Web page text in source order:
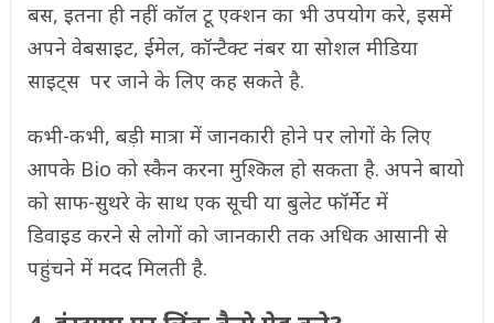
बस, इतना ही नहीं कॉल टू एक्शन का भी उपयोग करे, इसमें
अपने वेबसाइट, ईमेल, कॉन्टैक्ट नंबर या सोशल मीडिया
साइट्स पर जाने के लिए कह सकते है.
कभी-कभी, बड़ी मात्रा में जानकारी होने पर लोगों के लिए
आपके Bio को स्कैन करना मुश्किल हो सकता है. अपने बायो
को साफ-सुथरे के साथ एक सूची या बुलेट फॉर्मेट में
डिवाइड करने से लोगों को जानकारी तक अधिक आसानी से
पहुंचने में मदद मिलती है.